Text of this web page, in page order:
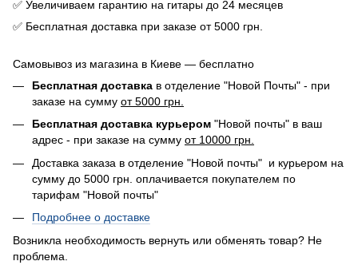
✅ Увеличиваем гарантию на гитары до 24 месяцев
✅ Бесплатная доставка при заказе от 5000 грн.
Самовывоз из магазина в Киеве — бесплатно
Бесплатная доставка в отделение "Новой Почты" - при
заказе на сумму от 5000 грн.
Бесплатная доставка курьером "Новой почты" в ваш
адрес - при заказе на сумму от 10000 грн.
Доставка заказа в отделение "Новой почты" и курьером на
сумму до 5000 грн. оплачивается покупателем по
тарифам "Новой почты"
Подробнее о доставке
Возникла необходимость вернуть или обменять товар? Не
проблема.